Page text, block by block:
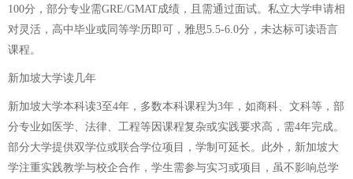
100分，部分专业需GRE/GMAT成绩，且需通过面试。私立大学申请相
对灵活，高中毕业或同等学历即可，雅思5.5-6.0分，未达标可读语言
课程。
新加坡大学读几年
新加坡大学本科读3至4年，多数本科课程为3年，如商科、文科等，部
分专业如医学、法律、工程等因课程复杂或实践要求高，需4年完成。
部分大学提供双学位或联合学位项目，学制可延长。此外，新加坡大
学注重实践教学与校企合作，学生需参与实习或项目，虽不影响总学